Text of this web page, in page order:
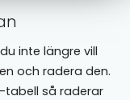
inte längre vill
och radera den.
tabell så raderar